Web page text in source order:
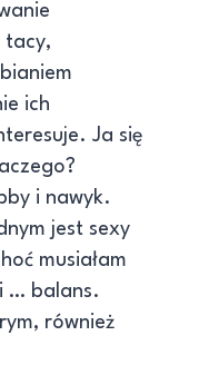
tacy,
ich
Ja się
i nawyk.
jest sexy
musiałam
… balans.
również